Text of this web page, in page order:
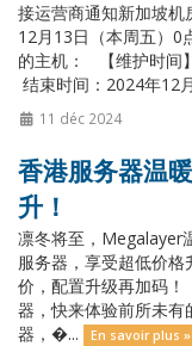
接运营商通知新加坡
12月13日（本周五）0
的主机： 【维护时间
结束时间：2024年12
11 déc 2024
香港服务器温
升！
凛冬将至，Megalayer
服务器，享受超低价
价，配置升级再加码
器，快来体验前所未
器，�...
En savoir plus »